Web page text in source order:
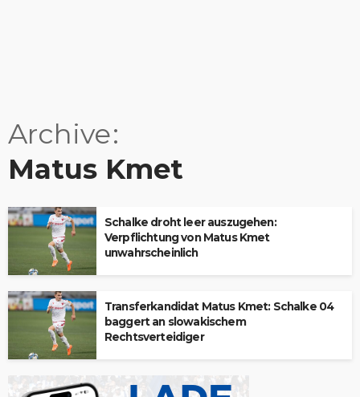
Archive
Matus Kmet
Schalke droht leer auszugehen:
Verpflichtung von Matus Kmet
unwahrscheinlich
Transferkandidat Matus Kmet: Schalke 04
baggert an slowakischem
Rechtsverteidiger